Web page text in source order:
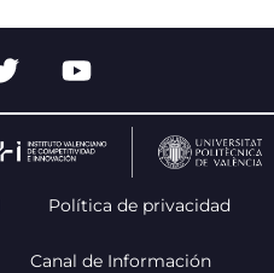
Política de privacidad
Canal de Información